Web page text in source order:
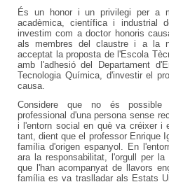
És un honor i un privilegi per a
acadèmica, científica i industrial
investim com a doctor honoris
als membres del claustre i a la
acceptat la proposta de l'Escola
amb l'adhesió del Departament
Tecnologia Química, d'investir el
causa.
Considere que no és possible
professional d'una persona sense
i l'entorn social en què va créixer i
tant, dient que el professor Enrique
família d'origen espanyol. En
ara la responsabilitat, l'orgull per
que l'han acompanyat de llavors
família es va traslladar als Estats